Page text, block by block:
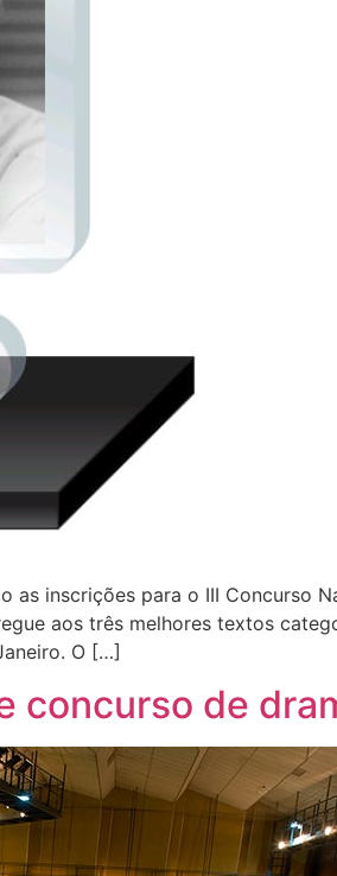
as inscrições para o III
aos três melhores textos
O […]
concurso de